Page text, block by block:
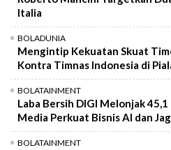
Italia
BOLADUNIA
Mengintip Kekuatan Skuat
Kontra Timnas Indonesia di
BOLATAINMENT
Laba Bersih DIGI Melonjak
Media Perkuat Bisnis AI dan
BOLATAINMENT